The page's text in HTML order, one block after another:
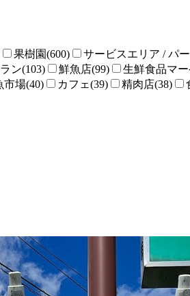
果樹園(600) サービスエリア / パ
ン(103)
鮮魚店(99) 生鮮食品マ
市場(40)
カフェ(39) 精肉店(38)